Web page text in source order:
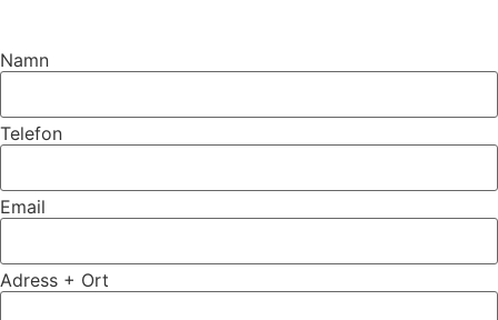
Namn
Telefon
Email
Adress + Ort